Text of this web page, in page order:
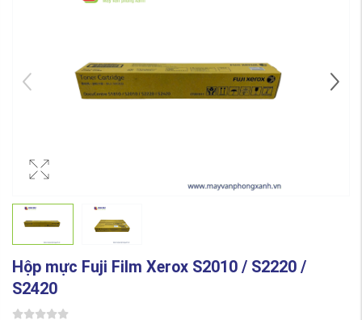
Hộp mực Fuji Film Xerox S2010 / S2220 /
S2420